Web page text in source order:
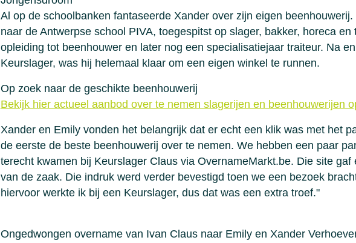
Al op de schoolbanken fantaseerde Xander over zijn eigen
naar de Antwerpse school PIVA, toegespitst op slager, bakker, horeca
opleiding tot beenhouwer en later nog een specialisatiejaar traiteur. Na
Keurslager, was hij helemaal klaar om een eigen winkel te runnen.
Op zoek naar de geschikte beenhouwerij
Bekijk hier actueel aanbod over te nemen slagerijen en beenhouwerijen
Xander en Emily vonden het belangrijk dat er echt een klik was met het
de eerste de beste beenhouwerij over te nemen. We hebben een paar
terecht kwamen bij Keurslager Claus via OvernameMarkt.be. Die site
van de zaak. Die indruk werd verder bevestigd toen we een bezoek
hiervoor werkte ik bij een Keurslager, dus dat was een extra troef."
Ongedwongen overname van Ivan Claus naar Emily en Xander